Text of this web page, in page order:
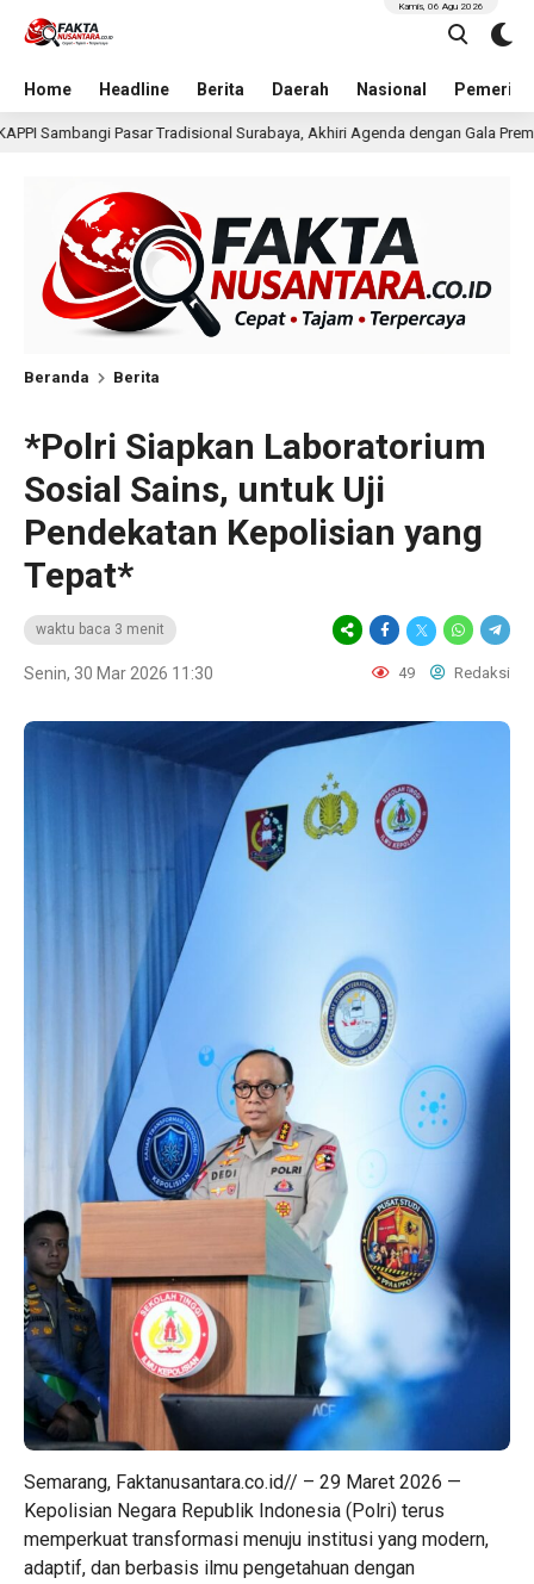
Home Headline Berita Daerah Nasional
Kamis, 06 Agu 2026
Akhiri Agenda dengan Gala Premier Film ISTIMEWA 20
Beranda Berita
*Polri Siapkan Laboratorium
Sosial Sains, untuk Uji
Pendekatan Kepolisian yang
Tepat*
waktu baca 3 menit
Senin, 30 Mar 2026 11:30 49 Redaksi
Semarang, Faktanusantara.co.id// – 29 Maret 2026 —
Kepolisian Negara Republik Indonesia (Polri) terus
memperkuat transformasi menuju institusi yang modern,
adaptif, dan berbasis ilmu pengetahuan dengan